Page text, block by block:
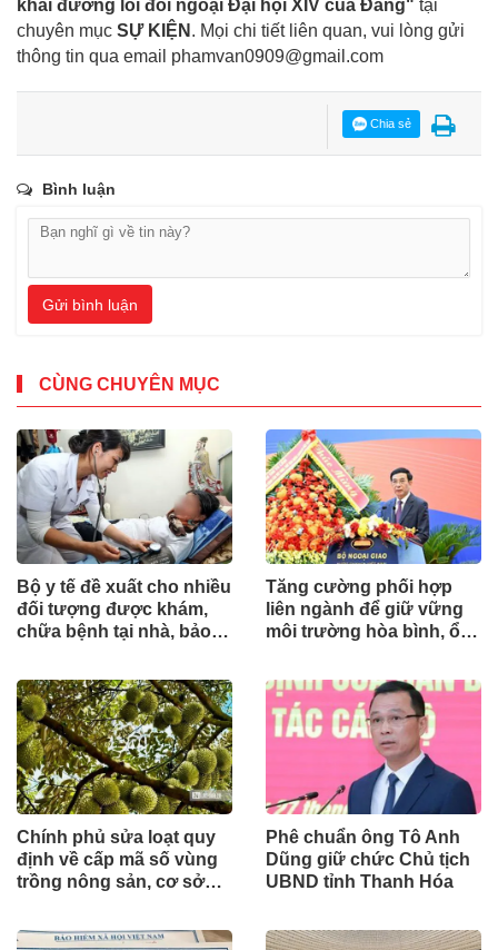
khai đường lối đối ngoại Đại hội XIV của Đảng" tại
chuyên mục SỰ KIỆN . Mọi chi tiết liên quan, vui lòng gửi
thông tin qua email phamvan0909@gmail.com
Chia sẻ
Bình luận
Gửi bình luận
CÙNG CHUYÊN MỤC
Bộ y tế đề xuất cho nhiều
đối tượng được khám,
chữa bệnh tại nhà, bảo
Tăng cường phối hợp
liên ngành để giữ vững
môi trường hòa bình, ổn
Chính phủ sửa loạt quy
định về cấp mã số vùng
trồng nông sản, cơ sở
Phê chuẩn ông Tô Anh
Dũng giữ chức Chủ tịch
UBND tỉnh Thanh Hóa